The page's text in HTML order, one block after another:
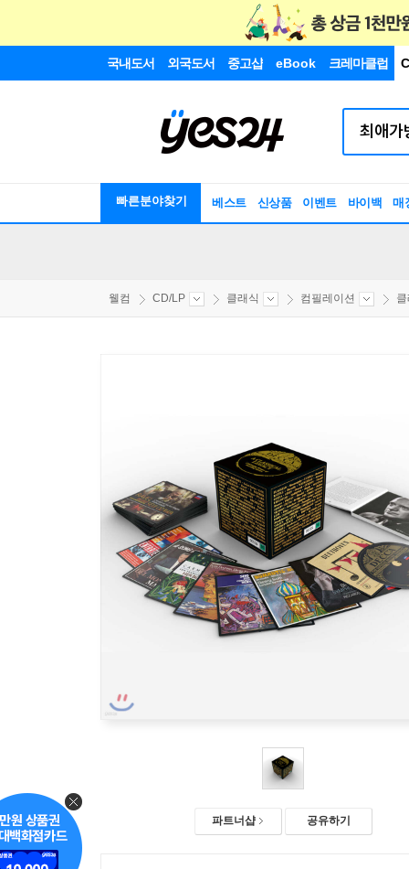
국내도서 외국도서 중고샵 eBook 크레마클럽
빠른분야찾기 베스트 신상품 이벤트 바이백 매
웰컴 CD/LP 클래식 컴필레이션
파트너샵 공유하기